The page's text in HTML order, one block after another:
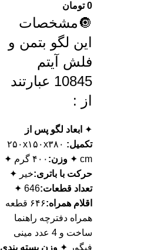
0 تومان
🔘مشخصات
این لگو بتمن و
فلش آیتم
10845 عبارتند
از :
✦ ابعاد لگو پس از
تکمیل: ۲۵۰x۱۵۰x۳۸۰
cm ✦
وزن: ۴۰۰ گرم ✦
حرکت با باتری:خیر ✦
تعداد قطعات:646 ✦
اقلام همراه:
۶۴۶ قطعه
همراه دفترچه راهنما
ساخت و 4 عدد مینی
فیگور ✦ وزن بسته بندی